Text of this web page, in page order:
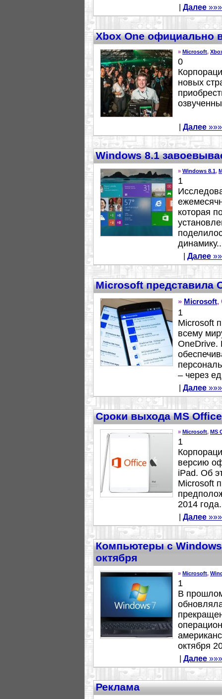
Далее »»»
Xbox One официально
» Microsoft,
0
новых
Далее »»»
Windows 8.1
» Windows 8.1,
1
которая
Далее
Microsoft представила
» Microsoft,
1
Microsoft
всему
OneDrive.
– через
Далее »»»
Сроки выхода MS
» Microsoft, MS
1
версию
iPad. Об
Microsoft
2014
Далее »»»
Компьютеры с Windows
октября
» Microsoft,
1
В
октября
Далее »»»
Реклама